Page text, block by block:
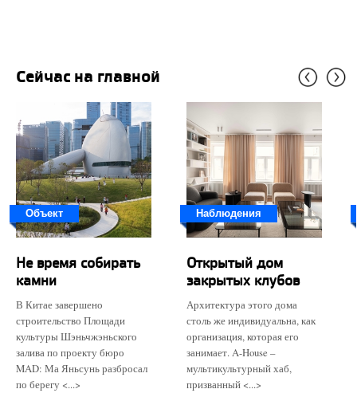
Сейчас на главной
Объект
Не время собирать
камни
В Китае завершено
строительство Площади
культуры Шэньчжэньского
залива по проекту бюро
MAD: Ма Яньсунь разбросал
по берегу <...>
Наблюдения
Открытый дом
закрытых клубов
Архитектура этого дома
столь же индивидуальна, как
организация, которая его
занимает. A-House –
мультикультурный хаб,
призванный <...>